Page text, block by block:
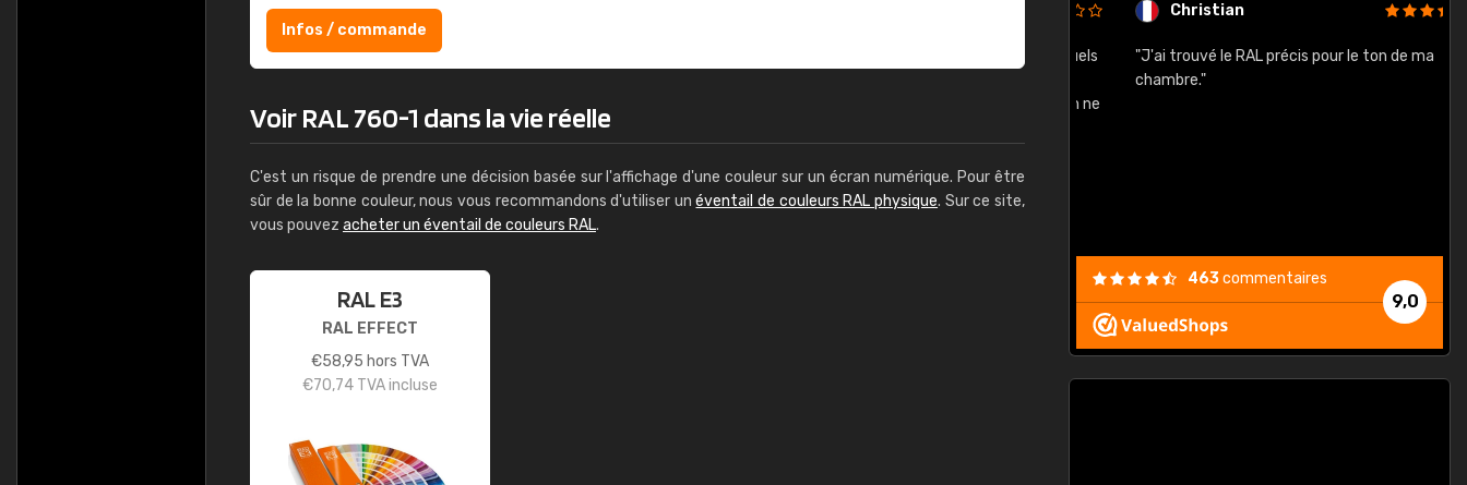
Infos / commande
Voir RAL 760-1 dans la vie réelle
C'est un risque de prendre une décision basée sur l'affichage d'une couleur sur un écran numérique. Pour être
sûr de la bonne couleur, nous vous recommandons d'utiliser unéventail de couleurs RAL physique. Sur ce site,
vous pouvez acheter un éventail de couleurs RAL.
RAL E3
RAL EFFECT
€58,95 hors TVA
€70,74 TVA incluse
Christian
"J'ai trouvé le RAL précis pour le ton de ma
chambre."
9,0
463commentaires